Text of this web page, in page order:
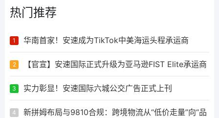
热门推荐
1 华南首家！安速成为TikTok中美海运头程承运商
2 【官宣】安速国际正式升级为亚马逊FIST Elite承运商
3 实力彰显！安速国际六城公交广告正式上刊
4
新拼姆布局与9810合规：跨境物流从“低价走量”向“品